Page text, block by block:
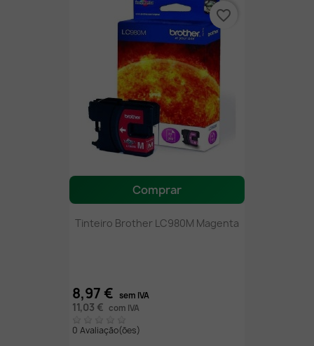
Comprar
Tinteiro Brother LC980M Magenta
8,97 € sem IVA
11,03 € com IVA
0 Avaliação(ões)
favorite_border